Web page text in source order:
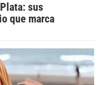
sus
que marca